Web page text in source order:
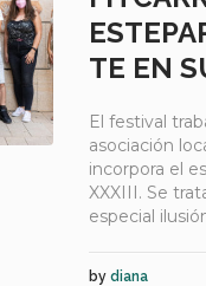
TE EN
El festival
asociación
incorpora el
XXXIII. Se
especial
by diana